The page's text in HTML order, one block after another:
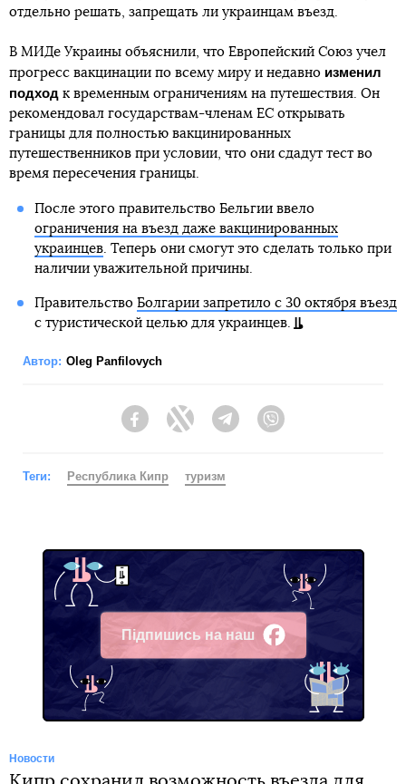
отдельно решать, запрещать ли украинцам въезд.
В МИДе Украины объяснили, что Европейский Союз учел
прогресс вакцинации по всему миру и недавно изменил
подход к временным ограничениям на путешествия. Он
рекомендовал государствам-членам ЕС открывать
границы для полностью вакцинированных
путешественников при условии, что они сдадут тест во
время пересечения границы.
После этого правительство Бельгии ввело
ограничения на въезд даже вакцинированных
украинцев. Теперь они смогут это сделать только при
наличии уважительной причины.
Правительство Болгарии запретило с 30 октября въезд
с туристической целью для украинцев.
Автор: Oleg Panfilovych
FacebookTwitter Telegram
Теги: Республика Кипр туризм
Підпишись на наш
Facebook
Новости